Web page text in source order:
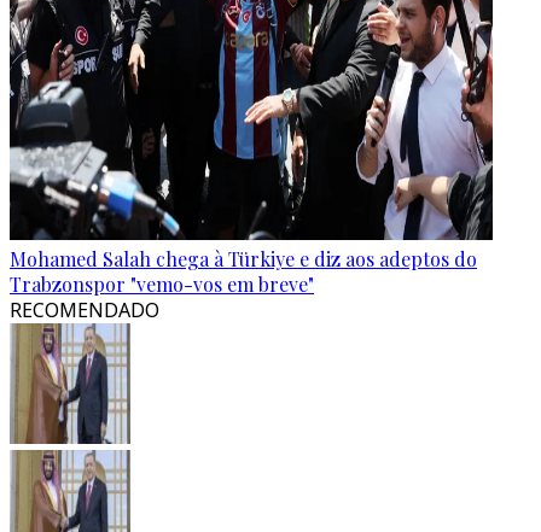
Mohamed Salah chega à Türkiye e diz aos adeptos do
Trabzonspor "vemo-vos em breve"
RECOMENDADO